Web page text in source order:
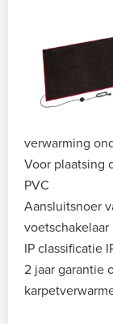
verwarming
Voor plaatsing
PVC
Aansluitsnoer
voetschakelaar
IP classificatie
2 jaar garantie